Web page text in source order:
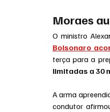
Moraes
O ministro
Bolsonaro
terça para a
limitadas a 30
A arma
condutor